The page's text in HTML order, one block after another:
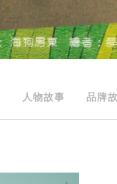
人物故事 品牌